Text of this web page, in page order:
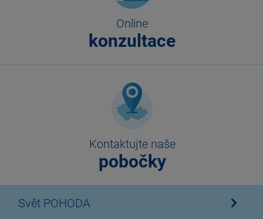
Online
konzultace
Kontaktujte naše
pobočky
Svět POHODA